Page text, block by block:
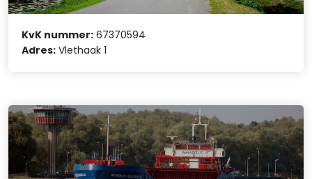
KvK nummer: 67370594
Adres: Vlethaak 1